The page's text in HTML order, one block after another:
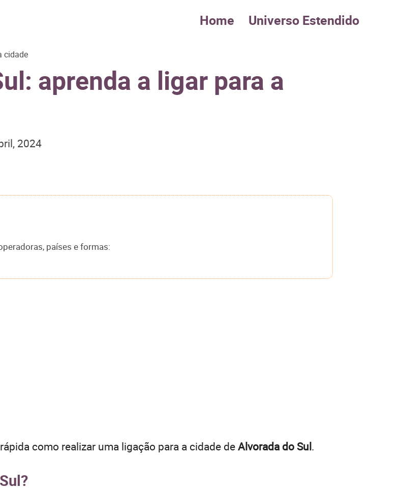
Home Universo Estendido
cidade
aprenda a ligar para a
2024
países e formas:
como realizar uma ligação para a cidade deAlvorada do Sul.